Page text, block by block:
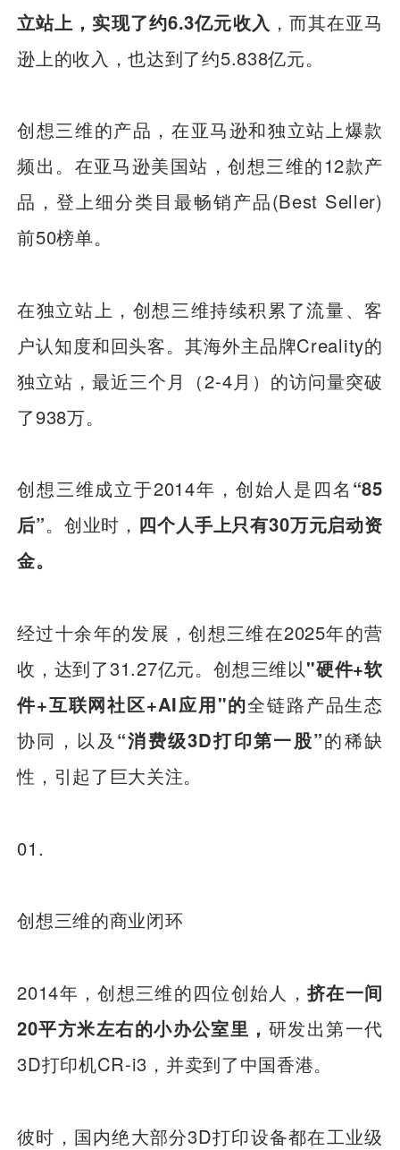
立站上，实现了约6.3亿元收入 ，而其在亚马
逊上的收入，也达到了约5.838亿元。
创想三维的产品，在亚马逊和独立站上爆款
频出。在亚马逊美国站，创想三维的12款产
品，登上细分类目最畅销产品(Best Seller)
前50榜单。
在独立站上，创想三维持续积累了流量、客
户认知度和回头客。其海外主品牌Creality的
独立站，最近三个月（2-4月）的访问量突破
了938万。
创想三维成立于2014年，创始人是四名 “85
后”。创业时， 四个人手上只有30万元启动资
金。
经过十余年的发展，创想三维在2025年的营
收，达到了31.27亿元。创想三维以"硬件+软
件+互联网社区+AI应用"的全链路产品生态
协同，以及 “消费级3D打印第一股”的稀缺
性，引起了巨大关注。
01.
创想三维的商业闭环
2014年，创想三维的四位创始人，挤在一间
20平方米左右的小办公室里， 研发出第一代
3D打印机CR-i3，并卖到了中国香港。
彼时，国内绝大部分3D打印设备都在工业级